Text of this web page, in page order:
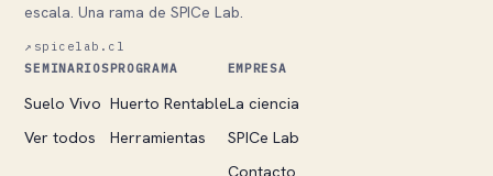
escala. Una rama de SPICe Lab.
↗ spicelab.cl
SEMINARIOS
Suelo Vivo
Ver todos
PROGRAMA
Huerto Rentable
Herramientas
EMPRESA
La ciencia
SPICe Lab
Contacto